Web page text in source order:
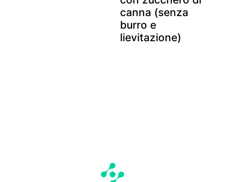
canna (senza
burro e
lievitazione)